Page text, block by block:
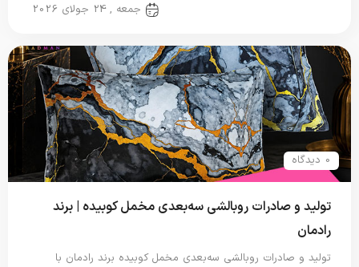
جمعه , 24 جولای 2026
0 دیدگاه
تولید و صادرات روبالشی سه‌بعدی مخمل کوبیده | برند
رادمان
تولید و صادرات روبالشی سه‌بعدی مخمل کوبیده برند رادمان با